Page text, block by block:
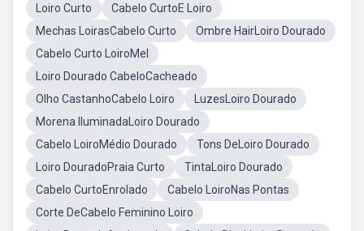
Loiro Curto
Cabelo CurtoE Loiro
Mechas LoirasCabelo Curto
Ombre HairLoiro Dourado
Cabelo Curto LoiroMel
Loiro Dourado CabeloCacheado
Olho CastanhoCabelo Loiro
LuzesLoiro Dourado
Morena IluminadaLoiro Dourado
Cabelo LoiroMédio Dourado
Tons DeLoiro Dourado
Loiro DouradoPraia Curto
TintaLoiro Dourado
Cabelo CurtoEnrolado
Cabelo LoiroNas Pontas
Corte DeCabelo Feminino Loiro